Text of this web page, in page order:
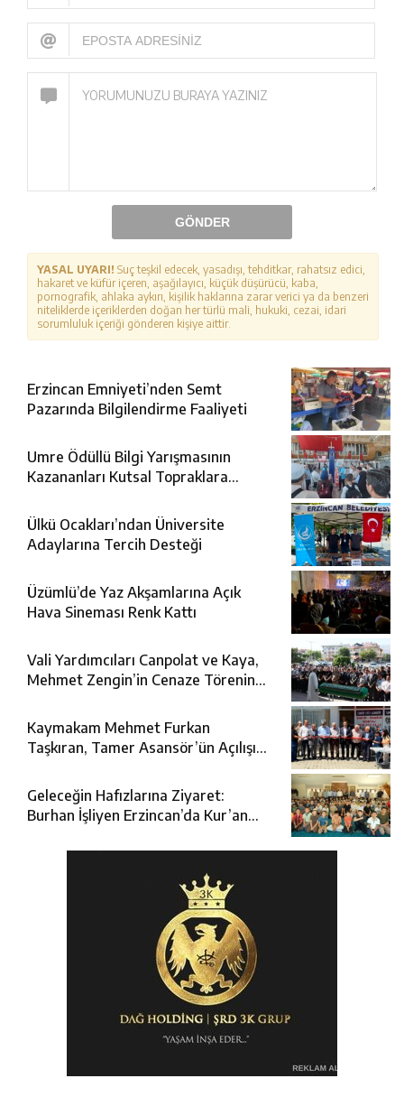
GÖNDER
YASAL UYARI! Suç teşkil edecek, yasadışı, tehditkar, rahatsız edici,
hakaret ve küfür içeren, aşağılayıcı, küçük düşürücü, kaba,
pornografik, ahlaka aykırı, kişilik haklarına zarar verici ya da benzeri
niteliklerde içeriklerden doğan her türlü mali, hukuki, cezai, idari
sorumluluk içeriği gönderen kişiye aittir.
Erzincan Emniyeti’nden Semt
Pazarında Bilgilendirme Faaliyeti
Umre Ödüllü Bilgi Yarışmasının
Kazananları Kutsal Topraklara
Ülkü Ocakları’ndan Üniversite
Adaylarına Tercih Desteği
Üzümlü’de Yaz Akşamlarına Açık
Hava Sineması Renk Kattı
Vali Yardımcıları Canpolat ve Kaya,
Mehmet Zengin’in Cenaze Törenine
Kaymakam Mehmet Furkan
Taşkıran, Tamer Asansör’ün Açılışına
Geleceğin Hafızlarına Ziyaret:
Burhan İşliyen Erzincan’da Kur’an